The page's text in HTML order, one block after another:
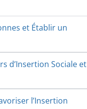
et Établir un
d’Insertion Sociale et
l’Insertion